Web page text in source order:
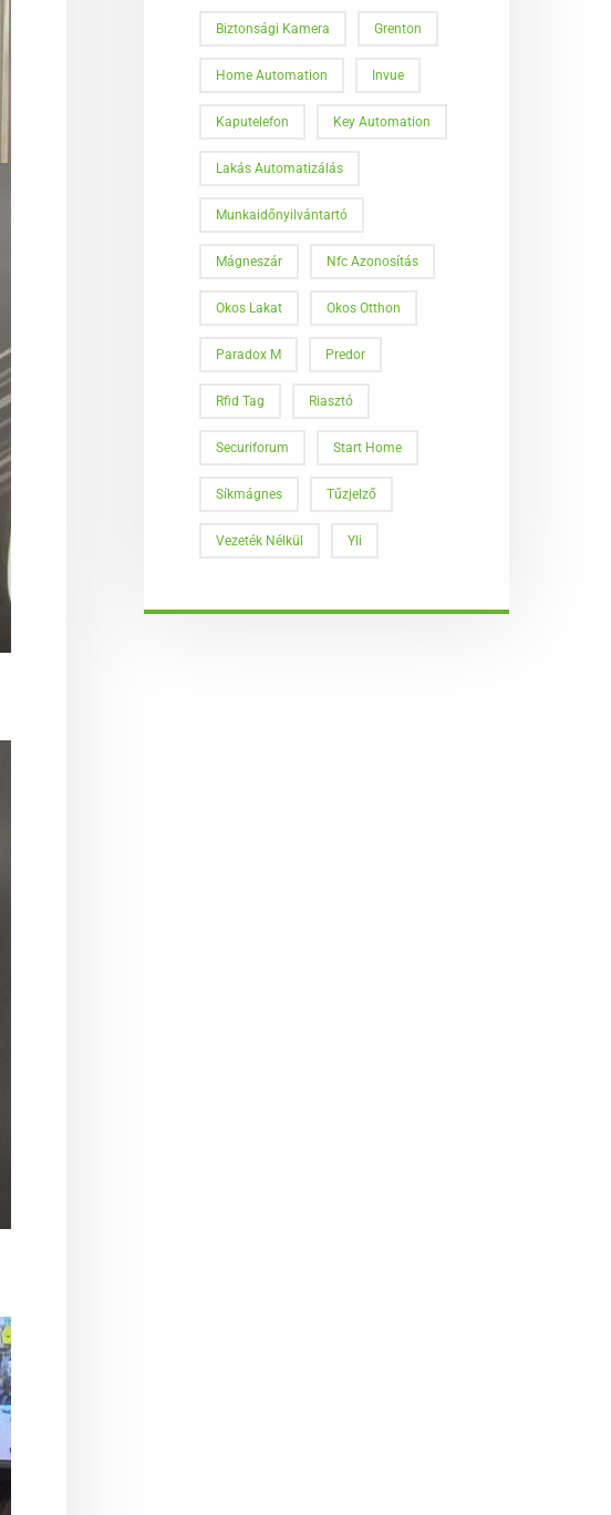
Biztonsági Kamera Grenton
Home Automation Invue
Kaputelefon Key Automation
Lakás Automatizálás
Munkaidőnyilvántartó
Mágneszár Nfc Azonosítás
Okos Lakat Okos Otthon
Paradox M Predor
Rfid Tag Riasztó
Securiforum Start Home
Síkmágnes Tűzjelző
Vezeték Nélkül Yli